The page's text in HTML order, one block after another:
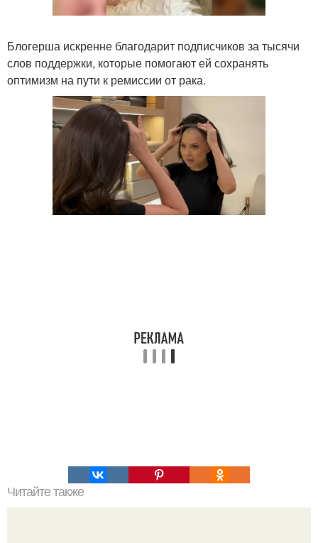
Блогерша искренне благодарит подписчиков за тысячи
слов поддержки, которые помогают ей сохранять
оптимизм на пути к ремиссии от рака.
Читайте также